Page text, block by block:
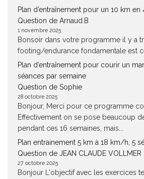
Plan d’entraînement pour un 10 km en
Question de Arnaud.B
1 novembre 2025
Bonsoir dans votre programme il y a
footing/endurance fondamentale est
Plan d’entraînement pour courir un
séances par semaine
Question de Sophie
28 octobre 2025
Bonjour, Merci pour ce programme
Effectivement on se pose beaucoup
pendant ces 16 semaines, mais...
Plan entrainement 5 km à 18 km/h, 5
Question de JEAN CLAUDE VOLLMER
27 octobre 2025
Bonjour L'objectif avec les exercices